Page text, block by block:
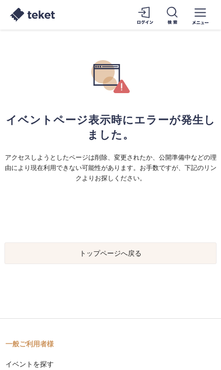
イベントページ表示時にエラーが発生し
ました。
アクセスしようとしたページは削除、変更されたか、公開準備中などの理
由により現在利用できない可能性があります。お手数ですが、下記のリン
クよりお探しください。
トップページへ戻る
一般ご利用者様
イベントを探す